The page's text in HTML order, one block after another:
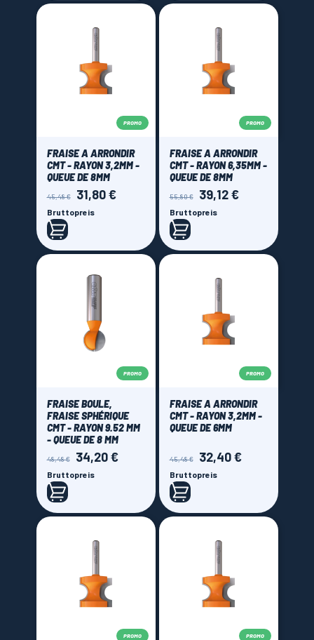
PROMO
FRAISE A ARRONDIR
CMT - RAYON 3,2MM -
QUEUE DE 8MM
Verkaufspreis
45,48 € Preis
31,80 €
Bruttopreis
PROMO
FRAISE A ARRONDIR
CMT - RAYON 6,35MM -
QUEUE DE 8MM
Verkaufspreis
55,80 € Preis
39,12 €
Bruttopreis
PROMO
FRAISE BOULE,
FRAISE SPHÉRIQUE
CMT - RAYON 9.52 MM
- QUEUE DE 8 MM
Verkaufspreis
48,48 € Preis
34,20 €
Bruttopreis
PROMO
FRAISE A ARRONDIR
CMT - RAYON 3,2MM -
QUEUE DE 6MM
Verkaufspreis
45,48 € Preis
32,40 €
Bruttopreis
PROMO PROMO